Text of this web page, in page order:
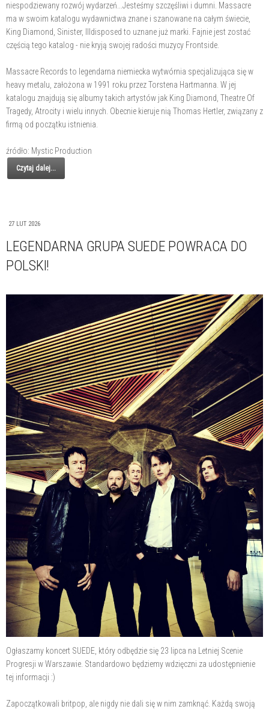
niespodziewany rozwój wydarzeń...Jesteśmy szczęśliwi i dumni. Massacre
ma w swoim katalogu wydawnictwa znane i szanowane na całym świecie,
King Diamond, Sinister, Illdisposed to uznane już marki. Fajnie jest zostać
częścią tego katalog - nie kryją swojej radości muzycy Frontside.
Massacre Records to legendarna niemiecka wytwórnia specjalizująca się w
heavy metalu, założona w 1991 roku przez Torstena Hartmanna. W jej
katalogu znajdują się albumy takich artystów jak King Diamond, Theatre Of
Tragedy, Atrocity i wielu innych. Obecnie kieruje nią Thomas Hertler, związany z
firmą od początku istnienia.
źródło: Mystic Production
Czytaj dalej...
27 LUT 2026
LEGENDARNA GRUPA SUEDE POWRACA DO
POLSKI!
Ogłaszamy koncert SUEDE, który odbędzie się 23 lipca na Letniej Scenie
Progresji w Warszawie. Standardowo będziemy wdzięczni za udostępnienie
tej informacji :)
Zapoczątkowali britpop, ale nigdy nie dali się w nim zamknąć. Każdą swoją